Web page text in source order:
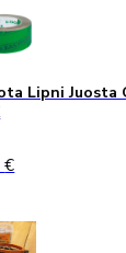
1,40 €.
Lipni Juosta
€